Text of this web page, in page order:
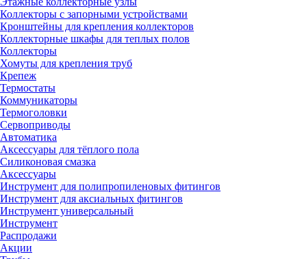
Коллекторы с запорными устройствами
Кронштейны для крепления коллекторов
Коллекторные шкафы для теплых полов
Коллекторы
Хомуты для крепления труб
Крепеж
Термостаты
Коммуникаторы
Термоголовки
Сервоприводы
Автоматика
Аксессуары для тёплого пола
Силиконовая смазка
Аксессуары
Инструмент для полипропиленовых фитингов
Инструмент для аксиальных фитингов
Инструмент универсальный
Инструмент
Распродажи
Акции